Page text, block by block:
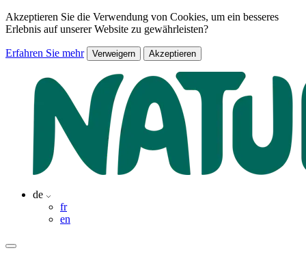
Akzeptieren Sie die Verwendung von Cookies, um ein besseres
Erlebnis auf unserer Website zu gewährleisten?
Erfahren Sie mehr Verweigern Akzeptieren
de
fr
en